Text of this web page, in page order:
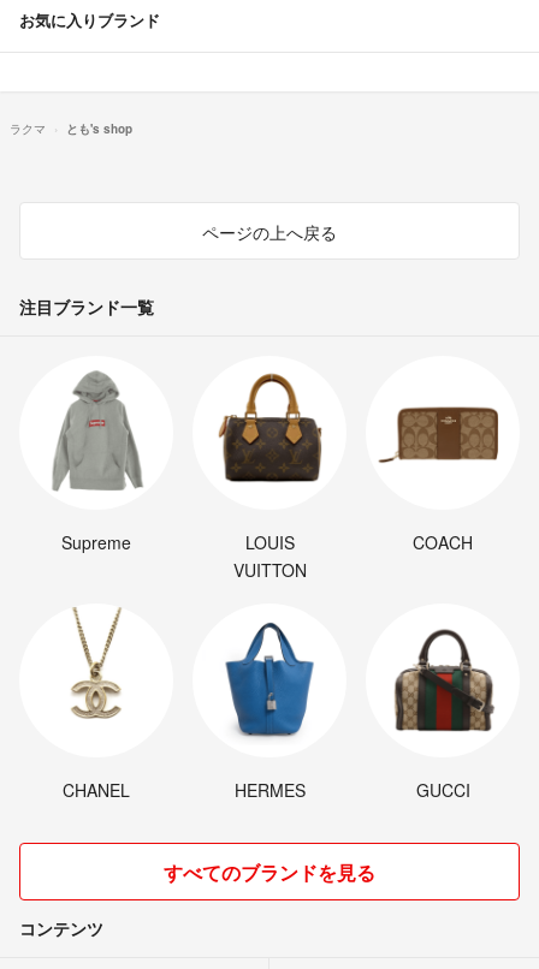
お気に入りブランド
ラクマ とも's shop
ページの上へ戻る
注目ブランド一覧
Supreme
LOUIS
VUITTON
COACH
CHANEL HERMES GUCCI
すべてのブランドを見る
コンテンツ